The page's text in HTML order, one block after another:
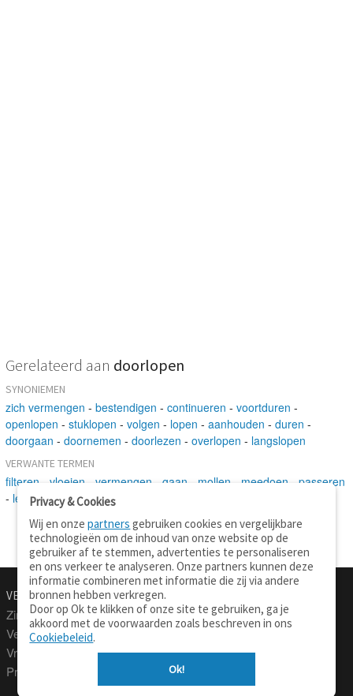
Gerelateerd aan doorlopen
SYNONIEMEN
zich vermengen - bestendigen - continueren - voortduren -
openlopen - stuklopen - volgen - lopen - aanhouden - duren -
doorgaan - doornemen - doorlezen - overlopen - langslopen
VERWANTE TERMEN
filteren vloeien vermengen gaan mollen meedoen
passeren
- lezen
VERTALEN.NU
Zinnen vertalen
Verklarend woordenboek
Vraagbaak
Professionele vertaling
Over deze site
Privacy
Privacy & Cookies
Wij en onzepartners gebruiken cookies en vergelijkbare
technologieën om de inhoud van onze website op de
gebruiker af te stemmen, advertenties te personaliseren
en ons verkeer te analyseren. Onze partners kunnen deze
informatie combineren met informatie die zij via andere
bronnen hebben verkregen.
Door op Ok te klikken of onze site te gebruiken, ga je
akkoord met de voorwaarden zoals beschreven in ons
Cookiebeleid.
Ok!